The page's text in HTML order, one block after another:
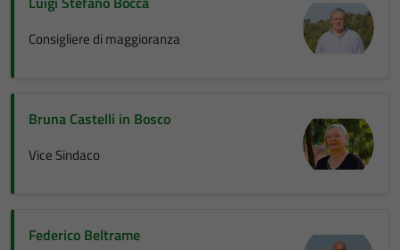
Consigliere di maggioranza
Bruna Castelli in Bosco
Vice Sindaco
Federico Beltrame